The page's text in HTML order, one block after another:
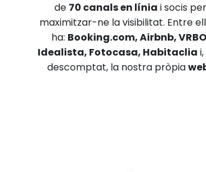
de 70 canals en línia i socis per
maximitzar-ne la visibilitat. Entre
ha: Booking.com, Airbnb,
Idealista, Fotocasa, Habitaclia
descomptat, la nostra pròpia